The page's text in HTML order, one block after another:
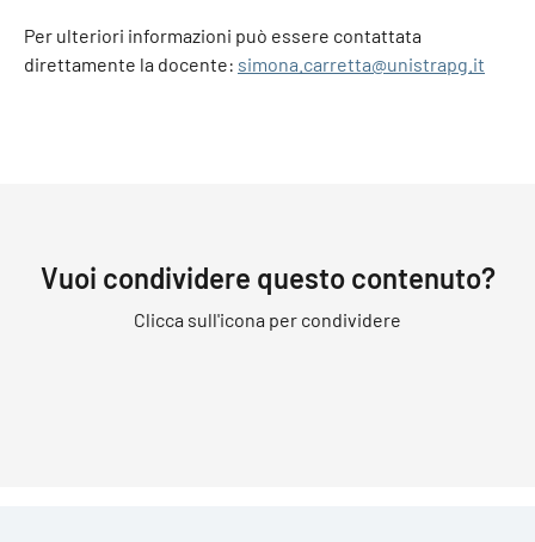
Per ulteriori informazioni può essere contattata
direttamente la docente: simona.carretta@unistrapg.it
Vuoi condividere questo contenuto?
Clicca sull'icona per condividere